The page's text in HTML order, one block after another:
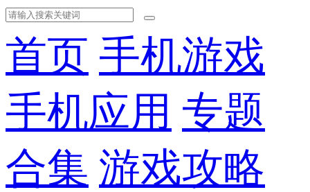
首页 手机游戏
手机应用 专题
合集 游戏攻略